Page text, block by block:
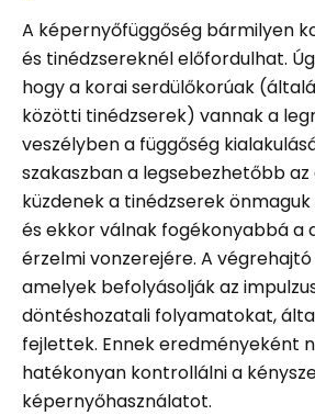
A képernyőfüggőség bármilyen
és tinédzsereknél előfordulhat.
hogy a korai serdülőkorúak
közötti tinédzserek) vannak a
veszélyben a függőség
szakaszban a legsebezhetőbb az
küzdenek a tinédzserek
és ekkor válnak fogékonyabbá a
érzelmi vonzerejére. A
amelyek befolyásolják az
döntéshozatali folyamatokat,
fejlettek. Ennek eredményeként
hatékonyan kontrollálni a
képernyőhasználatot.